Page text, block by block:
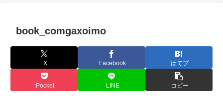
book_comgaxoimo
X Facebook はてブ
Pocket LINE コピー